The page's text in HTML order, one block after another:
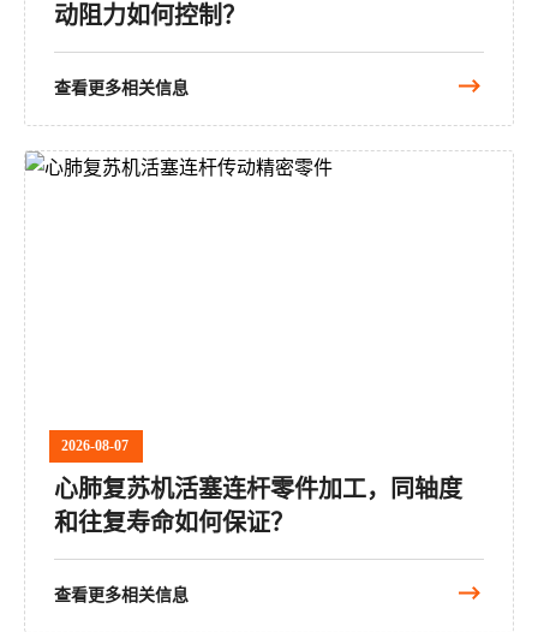
动阻力如何控制？
查看更多相关信息
2026-08-07
心肺复苏机活塞连杆零件加工，同轴度
和往复寿命如何保证？
查看更多相关信息